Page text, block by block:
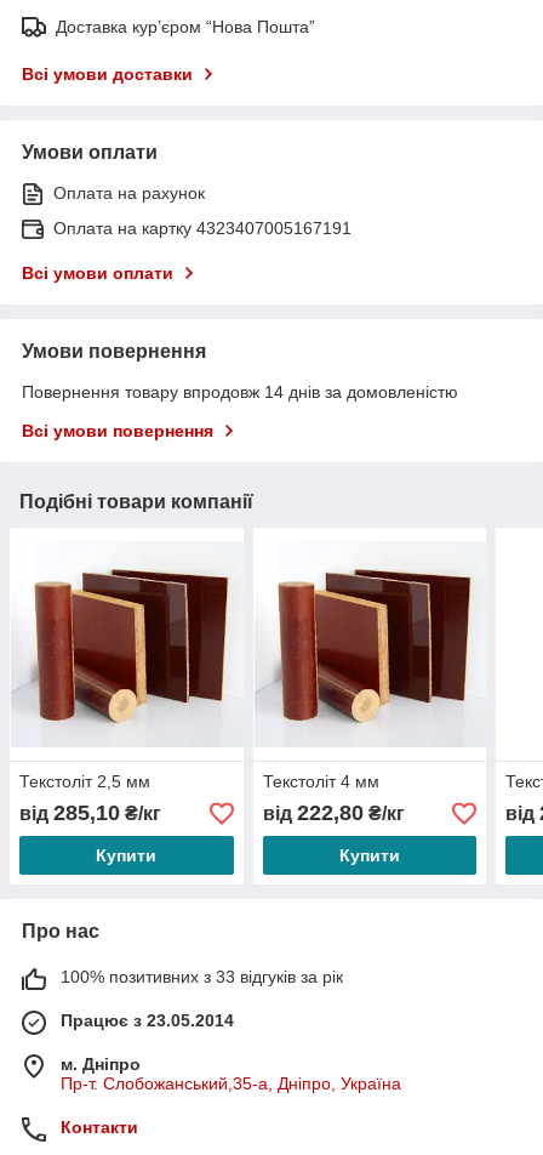
Доставка кур’єром “Нова Пошта”
Всі умови доставки
Умови оплати
Оплата на рахунок
Оплата на картку 4323407005167191
Всі умови оплати
Умови повернення
Повернення товару впродовж 14 днів за домовленістю
Всі умови повернення
Подібні товари компанії
Текстоліт 2,5 мм
від 285,10 ₴/кг
Купити
Текстоліт 4 мм
від 222,80₴/кг
Купити
від
Про нас
100% позитивних з 33 відгуків за рік
Працює з 23.05.2014
м. Дніпро
Пр-т. Слобожанський,35-а, Дніпро, Україна
Контакти